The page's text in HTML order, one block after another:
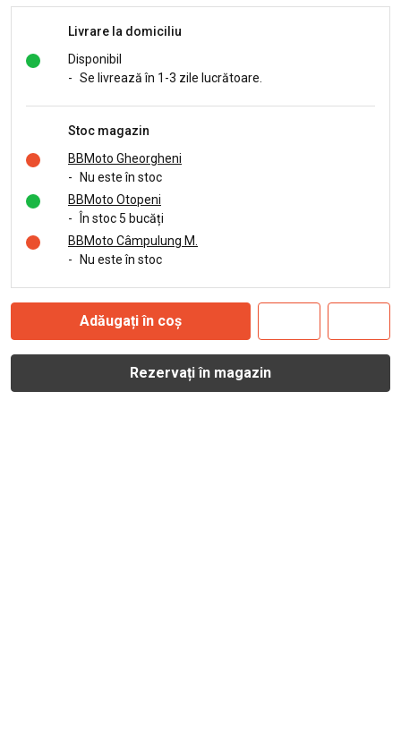
Livrare la domiciliu
Disponibil
- Se livrează în 1-3 zile lucrătoare.
Stoc magazin
BBMoto Gheorgheni
- Nu este în stoc
BBMoto Otopeni
-
În stoc 5 bucăți
BBMoto Câmpulung M.
- Nu este în stoc
Adăugați în coș
Rezervați în magazin